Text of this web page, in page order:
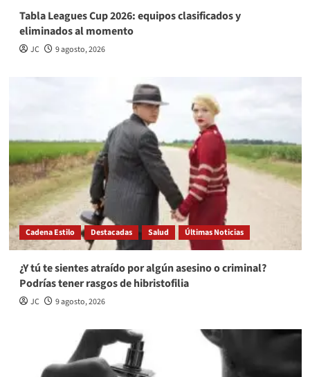
Tabla Leagues Cup 2026: equipos clasificados y
eliminados al momento
JC 9 agosto, 2026
Cadena Estilo Destacadas Salud Últimas Noticias
¿Y tú te sientes atraído por algún asesino o criminal?
Podrías tener rasgos de hibristofilia
JC 9 agosto, 2026